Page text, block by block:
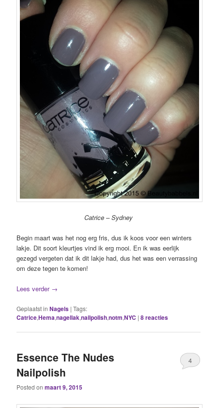
Catrice – Sydney
Begin maart was het nog erg fris, dus ik koos voor een winters
lakje. Dit soort kleurtjes vind ik erg mooi. En ik was eerlijk
gezegd vergeten dat ik dit lakje had, dus het was een verrassing
om deze tegen te komen!
Lees verder →
Geplaatst in Nagels |Tags:
Catrice,Hema,nagellak,nailpolish,notm,NYC |8reacties
Essence The Nudes
Nailpolish
Posted onmaart 9, 2015
4